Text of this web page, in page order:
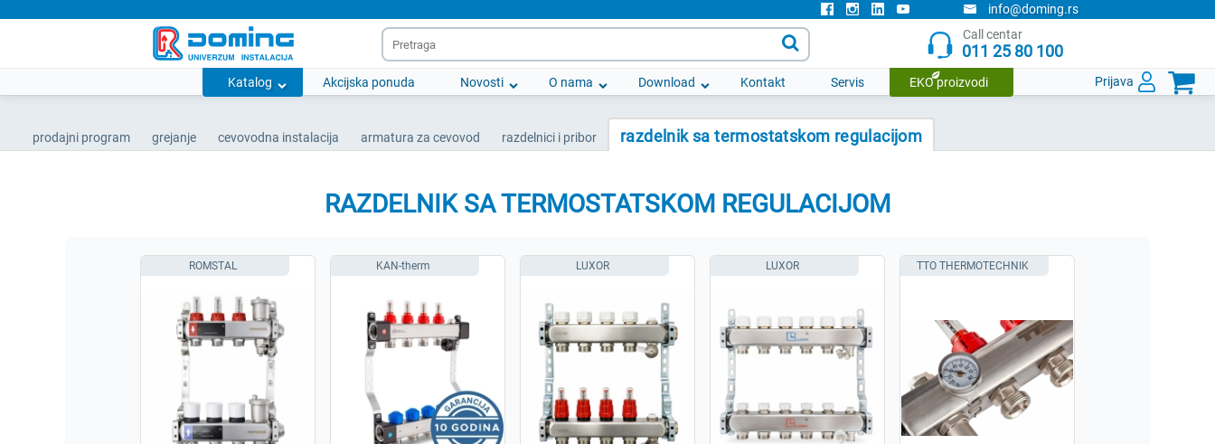
info@doming.rs
Call centar
011 25 80 100
Katalog Akcijska ponuda Novosti O nama Download Kontakt Servis EKO proizvodi Prijava 

prodajni program grejanje cevovodna instalacija armatura za cevovod razdelnici i pribor razdelnik sa termostatskom regulacijom
RAZDELNIK SA TERMOSTATSKOM REGULACIJOM
ROMSTAL KAN-therm LUXOR LUXOR TTO THERMOTECHNIK